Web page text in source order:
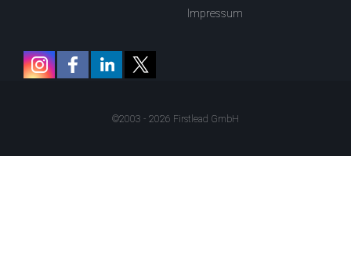
Impressum
©2003 - 2026 Firstlead GmbH